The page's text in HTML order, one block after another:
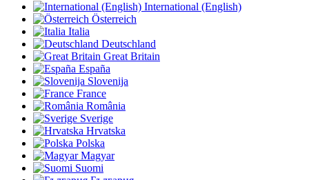
International (English)
Österreich
Italia
Deutschland
Great Britain
España
Slovenija
France
România
Sverige
Hrvatska
Polska
Magyar
Suomi